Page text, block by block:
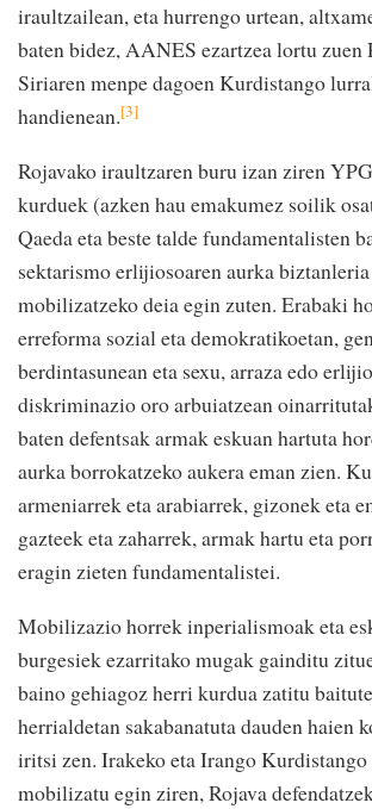
iraultzailean, eta hurrengo urtean,
baten bidez, AANES ezartzea lortu zuen
Siriaren menpe dagoen Kurdistango
handienean.[3]
Rojavako iraultzaren buru izan ziren
kurduek (azken hau emakumez soilik
Qaeda eta beste talde fundamentalisten
sektarismo erlijiosoaren aurka
mobilizatzeko deia egin zuten. Erabaki
erreforma sozial eta demokratikoetan,
berdintasunean eta sexu, arraza edo
diskriminazio oro arbuiatzean
baten defentsak armak eskuan hartuta
aurka borrokatzeko aukera eman zien.
armeniarrek eta arabiarrek, gizonek eta
gazteek eta zaharrek, armak hartu eta
eragin zieten fundamentalistei.
Mobilizazio horrek inperialismoak eta
burgesiek ezarritako mugak gainditu
baino gehiagoz herri kurdua zatitu
herrialdetan sakabanatuta dauden haien
iritsi zen. Irakeko eta Irango
mobilizatu egin ziren, Rojava